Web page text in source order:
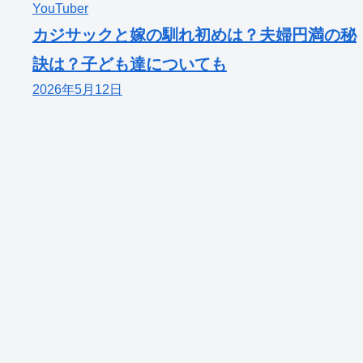
YouTuber
カジサックと嫁の馴れ初めは？夫婦円満の秘
訣は？子ども達についても
2026年5月12日